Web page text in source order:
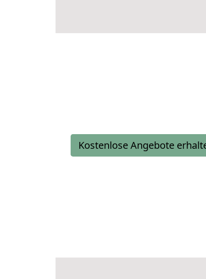
Kostenlose Angebote